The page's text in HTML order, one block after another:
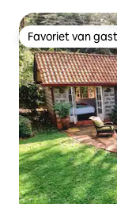
Favoriet van
Favoriet van